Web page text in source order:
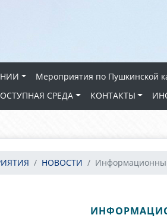
Мероприятия по Пушкинской
СРЕДА КОНТАКТЫ
НОВОСТИ